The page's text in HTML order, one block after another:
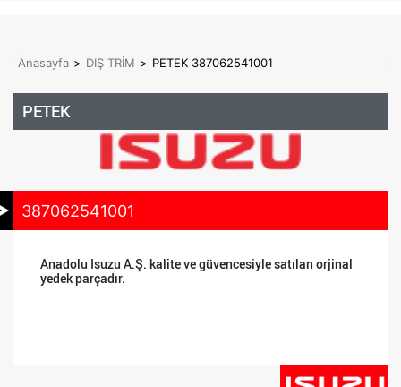
Anasayfa > DIŞ TRİM > PETEK 387062541001
PETEK
387062541001
Anadolu Isuzu A.Ş. kalite ve güvencesiyle satılan orjinal
yedek parçadır.